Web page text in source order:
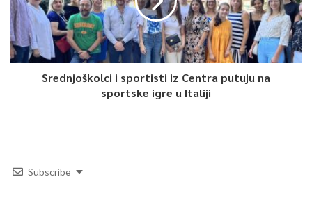
Srednjoškolci i sportisti iz Centra putuju na
sportske igre u Italiji
Subscribe